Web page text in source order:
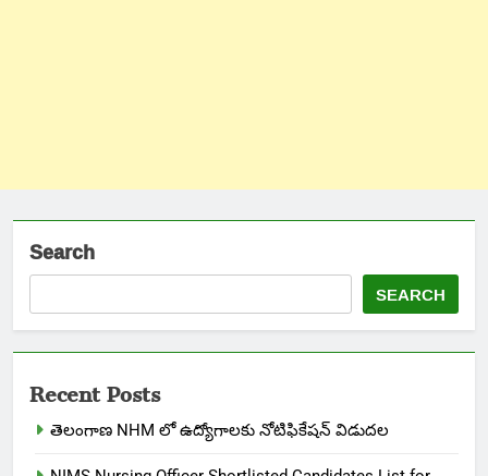
Search
SEARCH
Recent Posts
తెలంగాణ NHM లో ఉద్యోగాలకు నోటిఫికేషన్ విడుదల